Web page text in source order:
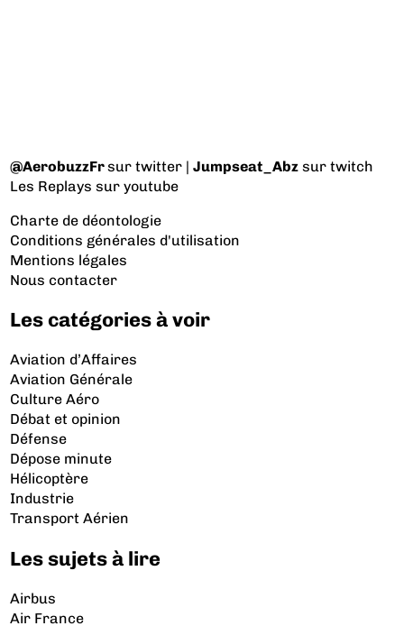
@AerobuzzFrsur twitter |Jumpseat_Abz sur twitch
Les Replays sur youtube
Charte de déontologie
Conditions générales d'utilisation
Mentions légales
Nous contacter
Les catégories à voir
Aviation d’Affaires
Aviation Générale
Culture Aéro
Débat et opinion
Défense
Dépose minute
Hélicoptère
Industrie
Transport Aérien
Les sujets à lire
Airbus
Air France